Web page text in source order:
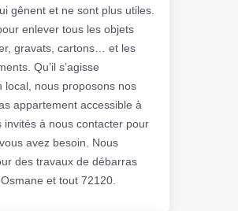
gênent et ne sont plus utiles.
enlever tous les objets
gravats, cartons… et les
Qu’il s’agisse
local, nous proposons nos
appartement accessible à
invités à nous contacter pour
avez besoin. Nous
des travaux de débarras
et tout 72120.